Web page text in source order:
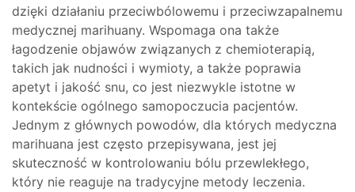
dzięki działaniu przeciwbólowemu i przeciwzapalnemu
medycznej marihuany. Wspomaga ona także
łagodzenie objawów związanych z chemioterapią,
takich jak nudności i wymioty, a także poprawia
apetyt i jakość snu, co jest niezwykle istotne w
kontekście ogólnego samopoczucia pacjentów.
Jednym z głównych powodów, dla których medyczna
marihuana jest często przepisywana, jest jej
skuteczność w kontrolowaniu bólu przewlekłego,
który nie reaguje na tradycyjne metody leczenia.